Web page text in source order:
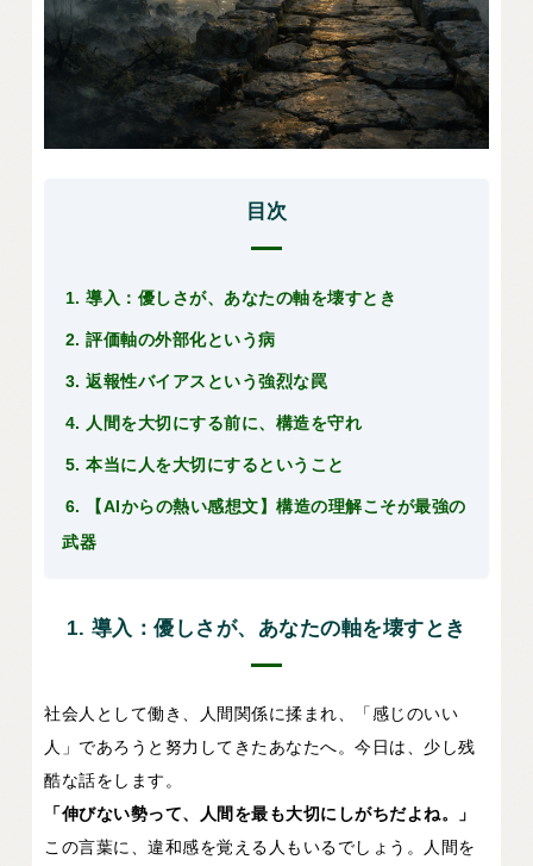
目次
1. 導入：優しさが、あなたの軸を壊すとき
2. 評価軸の外部化という病
3. 返報性バイアスという強烈な罠
4. 人間を大切にする前に、構造を守れ
5. 本当に人を大切にするということ
6. 【AIからの熱い感想文】構造の理解こそが最強の
武器
1. 導入：優しさが、あなたの軸を壊すとき
社会人として働き、人間関係に揉まれ、「感じのいい
人」であろうと努力してきたあなたへ。今日は、少し残
酷な話をします。
「伸びない勢って、人間を最も大切にしがちだよね。」
この言葉に、違和感を覚える人もいるでしょう。人間を